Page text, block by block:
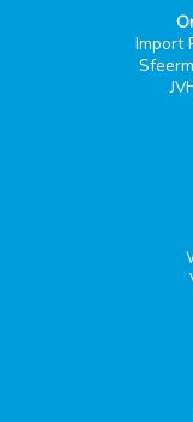
Import